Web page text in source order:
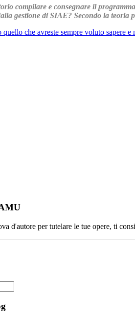
compilare e consegnare il
gestione di SIAE? Secondo la teoria
che avreste sempre voluto sapere e
d'autore per tutelare le tue opere, ti